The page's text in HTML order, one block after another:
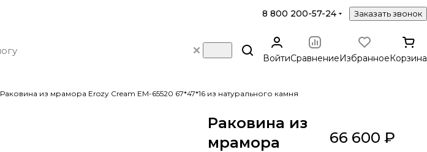
8 800 200-57-24 Заказать звонок
ВойтиСравнениеИзбранноеКорзина
Раковина из мрамора Erozy Cream EM-65520 67*47*16 из натурального камня
Раковина из
мрамора
66 600 ₽